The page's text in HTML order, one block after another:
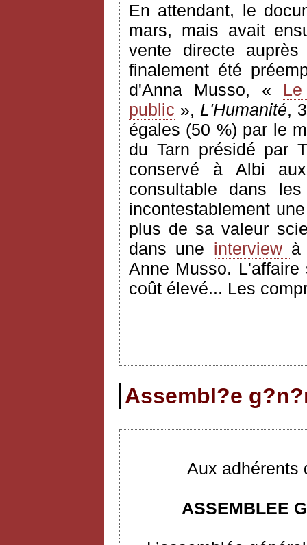
En attendant, le
mars, mais avait
vente directe
finalement été
d'Anna Musso, «
public », L'Humanité,
égales (50 %) par le
du Tarn présidé par
conservé à Albi
consultable dans
incontestablement
plus de sa valeur
dans une interview
Anne Musso.
coût élevé... Les
Assembl?e
Aux adhérents
ASSEMBLEE